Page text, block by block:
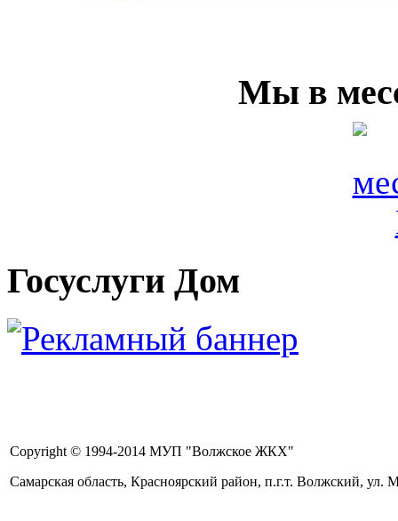
Мы в
Госуслуги Дом
Copyright © 1994-2014 МУП "Волжское ЖКХ"
Самарская область, Красноярский район, п.г.т. Волжский, ул.